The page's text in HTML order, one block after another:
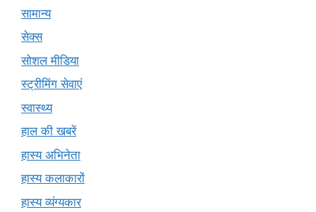
सामान्य
सेक्स
सोशल मीडिया
स्ट्रीमिंग सेवाएं
स्वास्थ्य
हाल की खबरें
हास्य अभिनेता
हास्य कलाकारों
हास्य व्यंग्यकार